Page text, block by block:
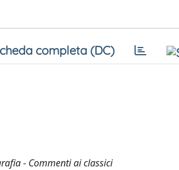
completa (DC)
- Commenti ai classici